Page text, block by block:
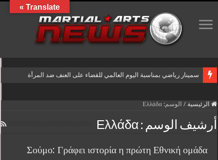
سمينار رياضي بمناسبة اليوم العالمي للقضاء على العنف ضد المرأة
الرئيسية / الوسم:Ελλάδα
أرشيف الوسم : Ελλάδα
Σούμο: Γράφει ιστορία η πρώτη Εθνική ομάδα
Translate »